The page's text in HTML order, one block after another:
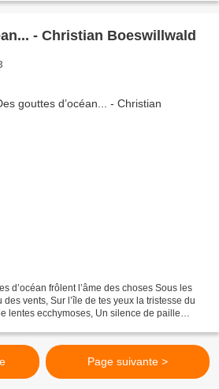
- Christian Boeswillwald
d’océan frôlent l’âme des choses Sous les
vents, Sur l’île de tes yeux la tristesse du
lentes ecchymoses, Un silence de paille
Page suivante >